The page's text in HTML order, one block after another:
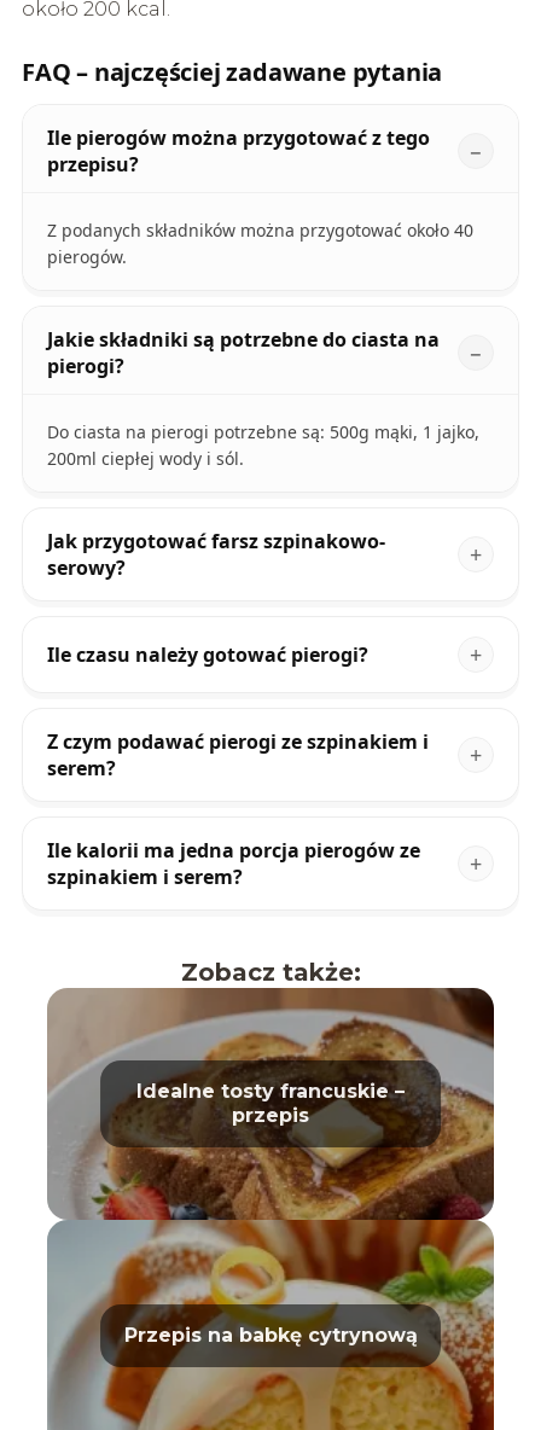
około 200 kcal.
FAQ – najczęściej zadawane pytania
Ile pierogów można przygotować z tego
przepisu?
Z podanych składników można przygotować około 40
pierogów.
Jakie składniki są potrzebne do ciasta na
pierogi?
Do ciasta na pierogi potrzebne są: 500g mąki, 1 jajko,
200ml ciepłej wody i sól.
Jak przygotować farsz szpinakowo-
serowy?
Ile czasu należy gotować pierogi?
Z czym podawać pierogi ze szpinakiem i
serem?
Ile kalorii ma jedna porcja pierogów ze
szpinakiem i serem?
Zobacz także:
Idealne tosty francuskie –
przepis
Przepis na babkę cytrynową